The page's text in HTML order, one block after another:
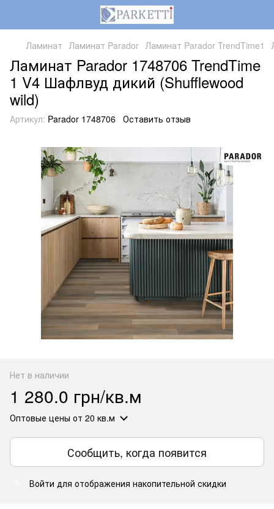
Ламинат Ламинат Parador Ламинат Parador TrendTime1
Ламинат Parador 1748706 TrendTime
1 V4 Шафлвуд дикий (Shufflewood
wild)
Артикул: Parador 1748706 Оставить отзыв
Нет в наличии
1 280.0 грн/кв.м
Оптовые цены от 20 кв.м
Сообщить, когда появится
Войти для отображения накопительной скидки